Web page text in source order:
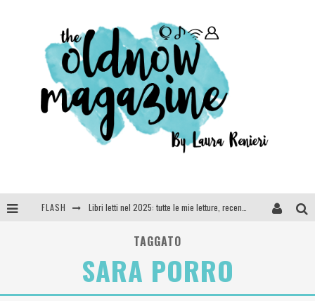
FLASH
SEE YOU AT 5 | Chanel
Anya Taylor-Joy, Jisoo e Willow Smith protagoniste della nuova campagna Dior Addict
TAGGATO
SARA PORRO